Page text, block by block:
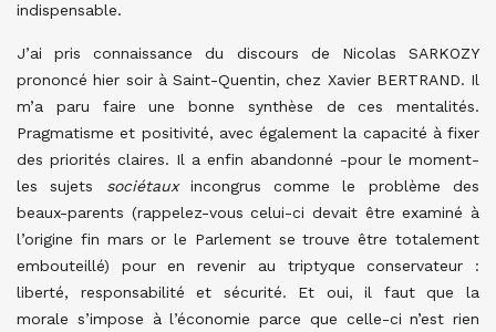
indispensable.
J’ai pris connaissance du discours de Nicolas SARKOZY
prononcé hier soir à Saint-Quentin, chez Xavier BERTRAND. Il
m’a paru faire une bonne synthèse de ces mentalités.
Pragmatisme et positivité, avec également la capacité à fixer
des priorités claires. Il a enfin abandonné -pour le moment-
les sujets sociétauxincongrus comme le problème des
beaux-parents (rappelez-vous celui-ci devait être examiné à
l’origine fin mars or le Parlement se trouve être totalement
embouteillé) pour en revenir au triptyque conservateur :
liberté, responsabilité et sécurité. Et oui, il faut que la
morale s’impose à l’économie parce que celle-ci n’est rien